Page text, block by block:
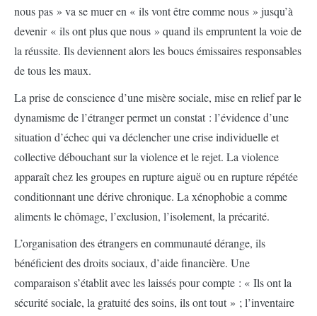
nous pas » va se muer en « ils vont être comme nous » jusqu’à
devenir « ils ont plus que nous » quand ils empruntent la voie de
la réussite. Ils deviennent alors les boucs émissaires responsables
de tous les maux.
La prise de conscience d’une misère sociale, mise en relief par le
dynamisme de l’étranger permet un constat : l’évidence d’une
situation d’échec qui va déclencher une crise individuelle et
collective débouchant sur la violence et le rejet. La violence
apparaît chez les groupes en rupture aiguë ou en rupture répétée
conditionnant une dérive chronique. La xénophobie a comme
aliments le chômage, l’exclusion, l’isolement, la précarité.
L’organisation des étrangers en communauté dérange, ils
bénéficient des droits sociaux, d’aide financière. Une
comparaison s’établit avec les laissés pour compte : « Ils ont la
sécurité sociale, la gratuité des soins, ils ont tout » ; l’inventaire